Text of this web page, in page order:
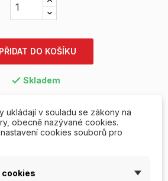
PŘIDAT DO KOŠÍKU
 Skladem
Položit otázku
ukládají v souladu se zákony na
obecně nazývané cookies.
cookies souborů pro
cookies